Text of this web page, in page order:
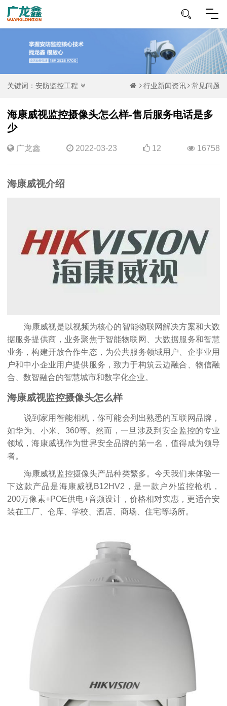
关键词： 安防监控工程 行业新闻资讯 常见问题
海康威视监控摄像头怎么样-售后服务电话是多
少
广龙鑫 2022-03-23 12 16758
海康威视介绍
海康威视是以视频为核心的智能物联网解决方案和大数
据服务提供商，业务聚焦于智能物联网、大数据服务和智慧
业务，构建开放合作生态，为公共服务领域用户、企事业用
户和中小企业用户提供服务，致力于构筑云边融合、物信融
合、数智融合的智慧城市和数字化企业。
海康威视监控摄像头怎么样
说到家用智能相机，你可能会列出熟悉的互联网品牌，
如华为、小米、360等。然而，一旦涉及到安全监控的专业
领域，海康威视作为世界安全品牌的第一名，值得成为领导
者。
海康威视监控摄像头产品种类繁多。今天我们来体验一
下这款产品是海康威视B12HV2，是一款户外监控枪机，
200万像素+POE供电+音频设计，价格相对实惠，更适合安
装在工厂、仓库、学校、酒店、商场、住宅等场所。